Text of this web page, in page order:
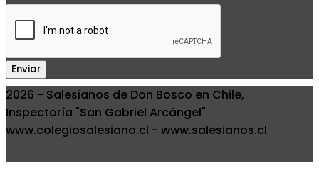
Enviar
2026 - Salesianos de Don Bosco en Chile,
Inspectoría "San Gabriel Arcángel"
www.colegiosalesiano.cl - www.salesianos.cl